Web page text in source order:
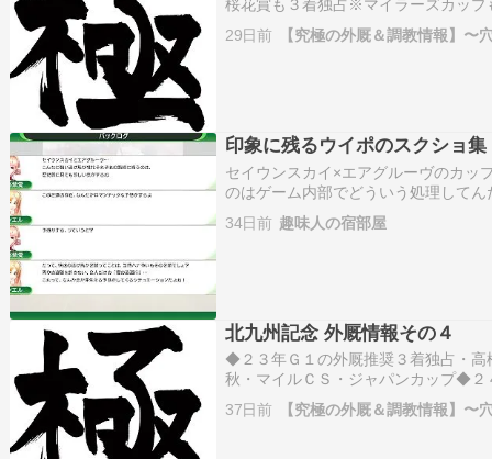
桜花賞も３着独占※マイラーズカッ
トライト記念も３着独占※オールカ
士ステークスも３着独占※天皇賞秋
29日前 【究極の外厩＆調教情報】〜
印象に残るウイポのスクショ集
セイウンスカイ×エアグルーヴのカッ
のはゲーム内部でどういう処理して
が逃げだったのかもしれない。マイ
リ。大僧正すげえや。70年代の短距
34日前 趣味人の宿部屋
北九州記念 外厩情報その４
◆２３年Ｇ１の外厩推奨３着独占・
秋・マイルＣＳ・ジャパンカップ◆２
オークス・マイルＣＳ◆２５年Ｇ１
アマイル・安田記念・朝日杯ＦＳ◆
37日前 【究極の外厩＆調教情報】〜